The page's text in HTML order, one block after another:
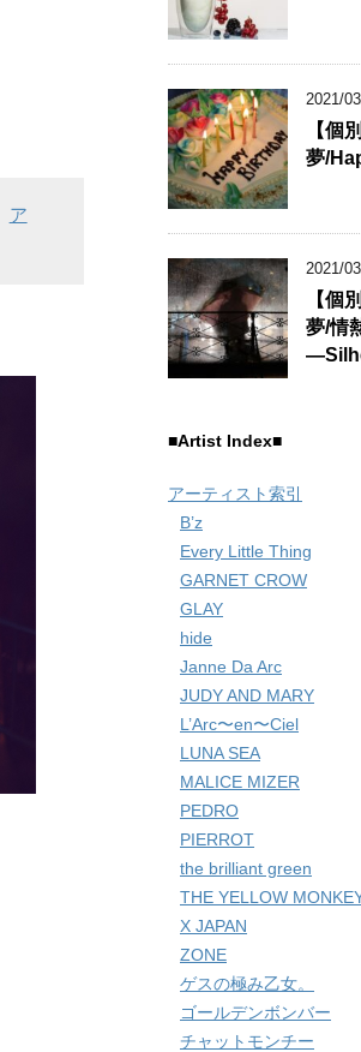
ア
2021/
【個
夢/
2021/
【個
夢/情
■Artist Index■
アーティスト索引
B’z
Every Little Thing
GARNET CROW
GLAY
hide
Janne Da Arc
JUDY AND MARY
L’Arc〜en〜Ciel
LUNA SEA
MALICE MIZER
PEDRO
PIERROT
the brilliant green
THE YELLOW
X JAPAN
ZONE
ゲスの極み乙女。
ゴールデンボンバー
チャットモンチー